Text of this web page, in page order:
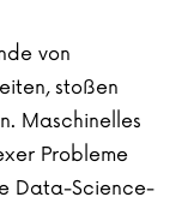
von
stoßen
Maschinelles
Probleme
Data-Science-